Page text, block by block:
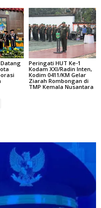
Peringati HUT Ke-1
Kodam XXI/Radin Inten,
Kodim 0411/KM Gelar
Ziarah Rombongan di
TMP Kemala Nusantara